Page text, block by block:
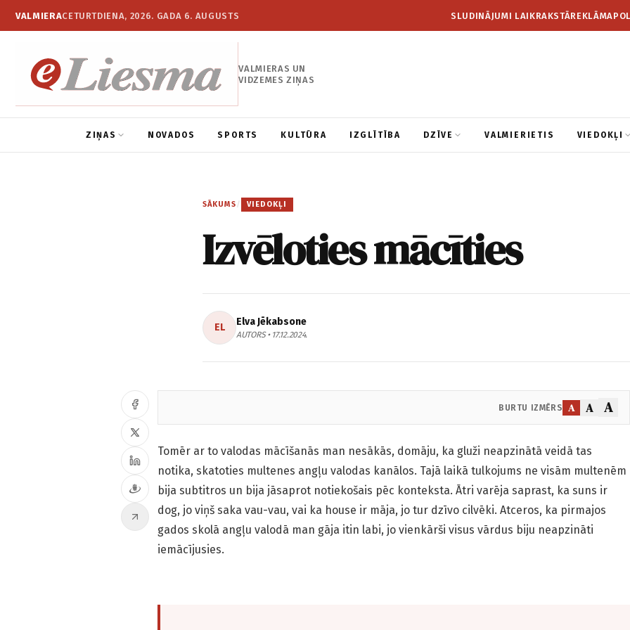
VALMIERACETURTDIENA, 2026. GADA 6. AUGUSTS SLUDINĀJUMI LAIKRAKSTĀREKLĀMA
VALMIERAS UN
VIDZEMES ZIŅAS
ZIŅAS NOVADOS SPORTS KULTŪRA IZGLĪTĪBA DZĪVE VALMIERIETIS VIEDOKĻI
SĀKUMS / VIEDOKĻI
Izvēloties mācīties
EL Elva Jēkabsone
AUTORS • 17.12.2024.
BURTU IZMĒRS A A A
Tomēr ar to valodas mācīšanās man nesākās, domāju, ka gluži neapzinātā veidā tas
notika, skatoties multenes angļu valodas kanālos. Tajā laikā tulkojums ne visām multenēm
bija subtitros un bija jāsaprot notiekošais pēc konteksta. Ātri varēja saprast, ka suns ir
dog, jo viņš saka vau-vau, vai ka house ir māja, jo tur dzīvo cilvēki. Atceros, ka pirmajos
gados skolā angļu valodā man gāja itin labi, jo vienkārši visus vārdus biju neapzināti
iemācījusies.